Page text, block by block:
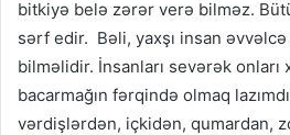
bitkiyə belə zərər verə bilməz.
sərf edir. Bəli, yaxşı insan
bilməlidir. İnsanları sevərək onları
bacarmağın fərqində olmaq
vərdişlərdən, içkidən, qumardan,